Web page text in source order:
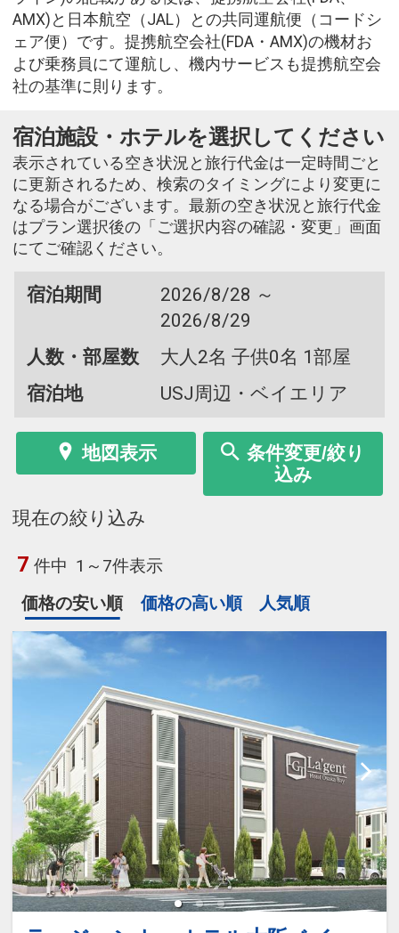
AMX)と日本航空（JAL）との共同運航便（コードシ
ェア便）です。提携航空会社(FDA・AMX)の機材お
よび乗務員にて運航し、機内サービスも提携航空会
社の基準に則ります。
宿泊施設・ホテルを選択してください
表示されている空き状況と旅行代金は一定時間ごと
に更新されるため、検索のタイミングにより変更に
なる場合がございます。最新の空き状況と旅行代金
はプラン選択後の「ご選択内容の確認・変更」画面
にてご確認ください。
宿泊期間
2026/8/28 ～
2026/8/29
人数・部屋数
大人2名 子供0名 1部屋
宿泊地
USJ周辺・ベイエリア
地図表示
条件変更/絞り
込み
現在の絞り込み
7 件中 1～7件表示
価格の安い順
価格の高い順 人気順